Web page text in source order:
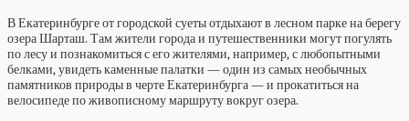
В Екатеринбурге от городской суеты отдыхают в лесном парке на берегу
озера Шарташ. Там жители города и путешественники могут погулять
по лесу и познакомиться с его жителями, например, с любопытными
белками, увидеть каменные палатки — один из самых необычных
памятников природы в черте Екатеринбурга — и прокатиться на
велосипеде по живописному маршруту вокруг озера.